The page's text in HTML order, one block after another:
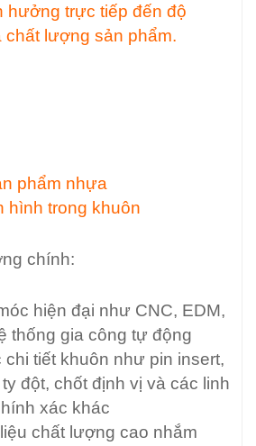
hưởng trực tiếp đến độ
chất lượng sản phẩm.
phẩm nhựa
hình trong khuôn
chính:
hiện đại như CNC, EDM,
thống gia công tự động
chi tiết khuôn như pin insert,
đột, chốt định vị và các linh
xác khác
chất lượng cao nhắm